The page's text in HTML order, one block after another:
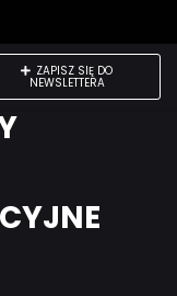
ZAPISZ SIĘ DO
NEWSLETTERA